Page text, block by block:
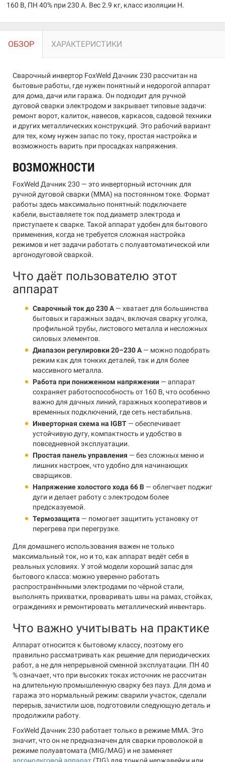
160 В, ПН 40% при 230 А. Вес 2.9 кг, класс изоляции H.
ОБЗОР ХАРАКТЕРИСТИКИ
Сварочный инвертор FoxWeld Дачник 230 рассчитан на
бытовые работы, где нужен понятный и недорогой аппарат
для дома, дачи или гаража. Он подходит для ручной
дуговой сварки электродом и закрывает типовые задачи:
ремонт ворот, калиток, навесов, каркасов, садовой техники
и других металлических конструкций. Это рабочий вариант
для тех, кому нужен запас по току, простая настройка и
возможность варить при просадках напряжения.
ВОЗМОЖНОСТИ
FoxWeld Дачник 230 — это инверторный источник для
ручной дуговой сварки (MMA) на постоянном токе. Формат
работы здесь максимально понятный: подключаете
кабели, выставляете ток под диаметр электрода и
приступаете к сварке. Такой аппарат удобен для бытового
применения, когда не требуется сложная настройка
режимов и нет задачи работать с полуавтоматической или
аргонодуговой сваркой.
Что даёт пользователю этот
аппарат
Сварочный ток до 230 А — хватает для большинства
бытовых и гаражных задач, включая сварку уголка,
профильной трубы, листового металла и несложных
силовых элементов.
Диапазон регулировки 20–230 А — можно подобрать
режим как для тонких деталей, так и для более
массивного металла.
Работа при пониженном напряжении — аппарат
сохраняет работоспособность от 160 В, что особенно
важно для дачных линий, гаражных кооперативов и
временных подключений, где сеть нестабильна.
Инверторная схема на IGBT — обеспечивает
устойчивую дугу, компактность и удобство в
повседневной эксплуатации.
Простая панель управления — без сложных меню и
лишних настроек, что удобно для начинающих
сварщиков.
Напряжение холостого хода 66 В — облегчает поджиг
дуги и делает работу с электродом более
предсказуемой.
Термозащита — помогает защитить установку от
перегрева при перегрузке.
Для домашнего использования важен не только
максимальный ток, но и то, как аппарат ведёт себя в
реальных условиях. У этой модели хороший запас для
бытового класса: можно уверенно работать
распространёнными электродами по чёрной стали,
выполнять прихватки, проваривать швы на рамах, стойках,
ограждениях и ремонтировать металлический инвентарь.
Что важно учитывать на практике
Аппарат относится к бытовому классу, поэтому его
правильно рассматривать как решение для периодических
работ, а не для непрерывной сменной эксплуатации. ПН 40
% означает, что при высоких токах источник не рассчитан
на длительную промышленную сварку без пауз. Для дома и
гаража это нормальный режим: сварили участок, сделали
перерыв, зачистили шов, подготовили следующую деталь и
продолжили работу.
FoxWeld Дачник 230 работает только в режиме MMA. Это
значит, что он не предназначен для сварки проволокой в
режиме полуавтомата (MIG/MAG) и не заменяет
аргонодуговой аппарат (TIG) для тонкой нержавейки или